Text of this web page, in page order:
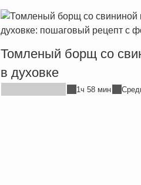
Томленый борщ со
в духовке
1ч 58 мин